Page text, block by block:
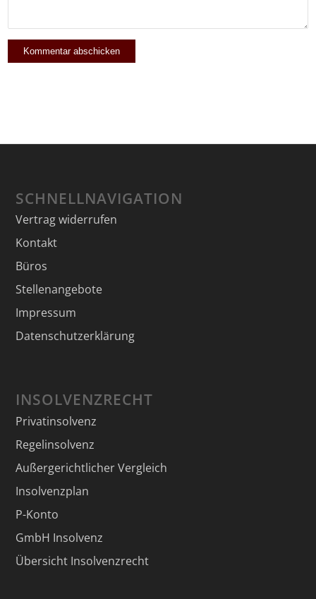
SCHNELLNAVIGATION
Vertrag widerrufen
Kontakt
Büros
Stellenangebote
Impressum
Datenschutzerklärung
INSOLVENZRECHT
Privatinsolvenz
Regelinsolvenz
Außergerichtlicher Vergleich
Insolvenzplan
P-Konto
GmbH Insolvenz
Übersicht Insolvenzrecht